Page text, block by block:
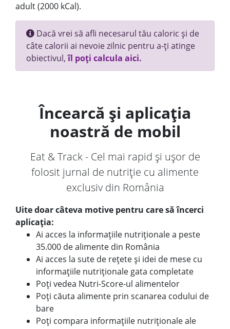
adult (2000 kCal).
Dacă vrei să afli necesarul tău caloric și de
câte calorii ai nevoie zilnic pentru a-ți atinge
obiectivul,îl poți calcula aici.
Încearcă și aplicația
noastră de mobil
Eat & Track - Cel mai rapid și ușor de
folosit jurnal de nutriție cu alimente
exclusiv din România
Uite doar câteva motive pentru care să încerci
aplicația:
Ai acces la informațiile nutriționale a peste
35.000 de alimente din România
Ai acces la sute de rețete și idei de mese cu
informațiile nutriționale gata completate
Poți vedea Nutri-Score-ul alimentelor
Poți căuta alimente prin scanarea codului de
bare
Poți compara informațiile nutriționale ale